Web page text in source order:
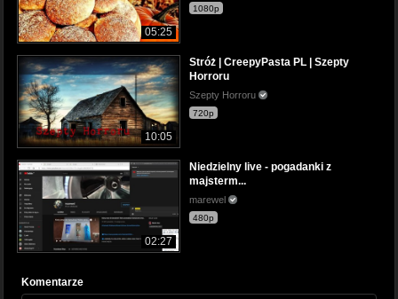
05:25
1080p
10:05
Stróż | CreepyPasta PL | Szepty
Horroru
Szepty Horroru
720p
02:27
Niedzielny live - pogadanki z
majsterm...
marewel
480p
Komentarze